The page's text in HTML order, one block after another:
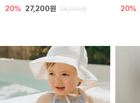
20% 27,200원 34,000원 20%